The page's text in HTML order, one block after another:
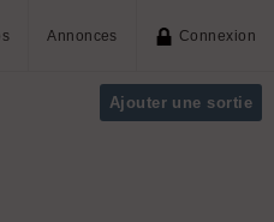
Annonces Connexion
Ajouter une sortie